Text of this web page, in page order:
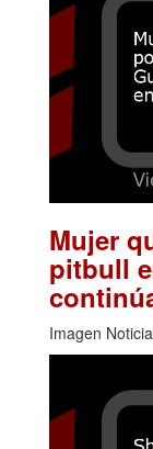
Mujer
pitbull
Imagen